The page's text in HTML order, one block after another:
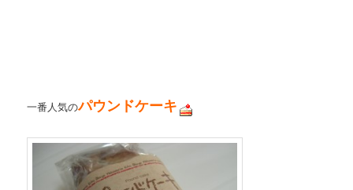
一番人気のパウンドケーキ